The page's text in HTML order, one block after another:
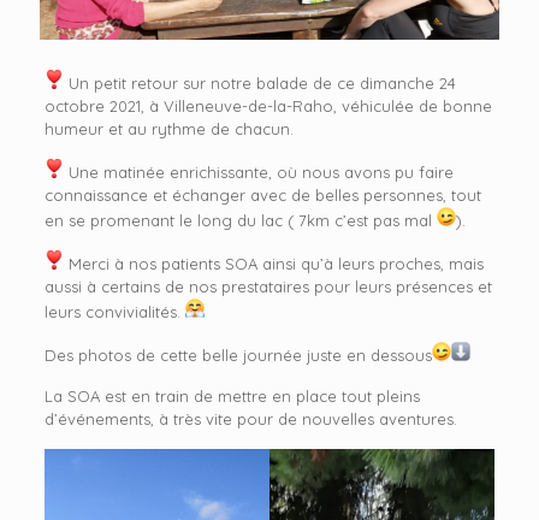
Un petit retour sur notre balade de ce dimanche 24
octobre 2021, à Villeneuve-de-la-Raho, véhiculée de bonne
humeur et au rythme de chacun.
Une matinée enrichissante, où nous avons pu faire
connaissance et échanger avec de belles personnes, tout
en se promenant le long du lac ( 7km c’est pas mal
).
Merci à nos patients SOA ainsi qu’à leurs proches, mais
aussi à certains de nos prestataires pour leurs présences et
leurs convivialités.
Des photos de cette belle journée juste en dessous
La SOA est en train de mettre en place tout pleins
d’événements, à très vite pour de nouvelles aventures.